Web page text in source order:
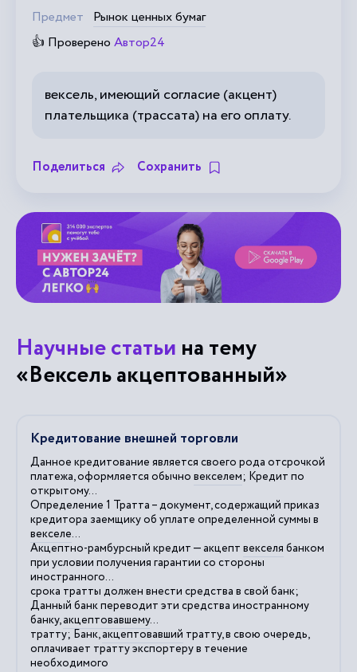
Предмет
Рынок ценных бумаг
👍 Проверено Автор24
вексель, имеющий согласие (акцент)
плательщика (трассата) на его оплату.
Поделиться Сохранить
Научные статьи на тему
«Вексель акцептованный»
Кредитование внешней торговли
Данное кредитование является своего рода отсрочкой
платежа, оформляется обычно векселем; Кредит по
открытому...
Определение 1 Тратта – документ, содержащий приказ
кредитора заемщику об уплате определенной суммы в
векселе...
Акцептно-рамбурсный кредит — акцепт векселя банком
при условии получения гарантии со стороны
иностранного...
срока тратты должен внести средства в свой банк;
Данный банк переводит эти средства иностранному
банку,акцептовавшему...
тратту; Банк,акцептовавший тратту, в свою очередь,
оплачивает тратту экспортеру в течение
необходимого